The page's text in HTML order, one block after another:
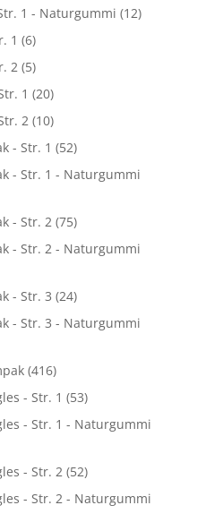
1 - Naturgummi (12)
1 (6)
2 (5)
1 (20)
2 (10)
- Str. 1 (52)
- Str. 1 - Naturgummi
- Str. 2 (75)
- Str. 2 - Naturgummi
- Str. 3 (24)
- Str. 3 - Naturgummi
(416)
- Str. 1 (53)
- Str. 1 - Naturgummi
- Str. 2 (52)
- Str. 2 - Naturgummi